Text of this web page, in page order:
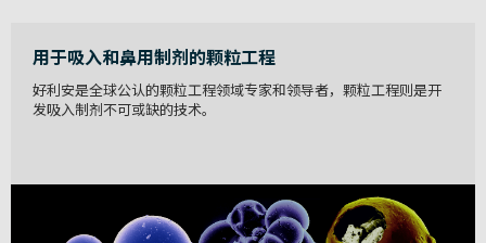
用于吸入和鼻用制剂的颗粒工程
好利安是全球公认的颗粒工程领域专家和领导者，颗粒工程则是开
发吸入制剂不可或缺的技术。